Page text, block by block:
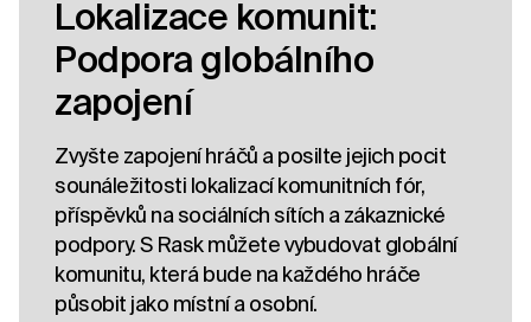
Lokalizace komunit:
Podpora globálního
zapojení
Zvyšte zapojení hráčů a posilte jejich pocit
sounáležitosti lokalizací komunitních fór,
příspěvků na sociálních sítích a zákaznické
podpory. S Rask můžete vybudovat globální
komunitu, která bude na každého hráče
působit jako místní a osobní.